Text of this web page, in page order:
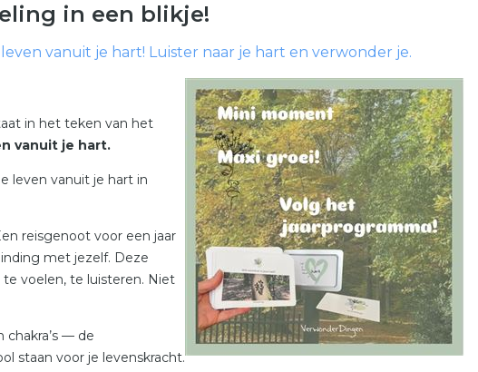
in een blikje!
vanuit je hart! Luister naar je hart en verwonder je.
in het teken van het
vanuit je hart.
leven vanuit je hart in
reisgenoot voor een jaar
met jezelf. Deze
voelen, te luisteren. Niet
— de
staan voor je levenskracht.